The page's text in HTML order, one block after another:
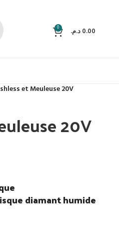
0 0.00د.م.
et Meuleuse 20V
20V
diamant humide